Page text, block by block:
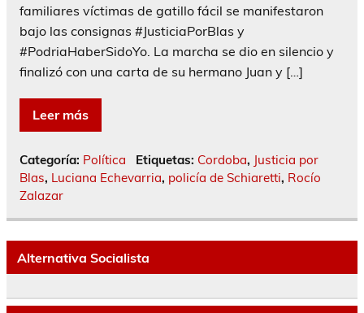
familiares víctimas de gatillo fácil se manifestaron
bajo las consignas #JusticiaPorBlas y
#PodriaHaberSidoYo. La marcha se dio en silencio y
finalizó con una carta de su hermano Juan y […]
Leer más
Categoría: Política Etiquetas: Cordoba, Justicia por
Blas, Luciana Echevarria, policía de Schiaretti, Rocío
Zalazar
Alternativa Socialista